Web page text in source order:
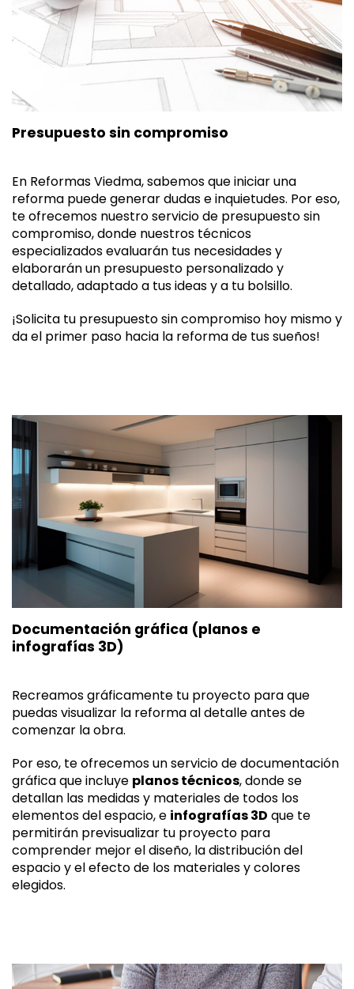
Presupuesto sin compromiso
En Reformas Viedma, sabemos que iniciar una
reforma puede generar dudas e inquietudes. Por eso,
te ofrecemos nuestro servicio de presupuesto sin
compromiso, donde nuestros técnicos
especializados evaluarán tus necesidades y
elaborarán un presupuesto personalizado y
detallado, adaptado a tus ideas y a tu bolsillo.
¡Solicita tu presupuesto sin compromiso hoy mismo y
da el primer paso hacia la reforma de tus sueños!
Documentación gráfica (planos e
infografías 3D)
Recreamos gráficamente tu proyecto para que
puedas visualizar la reforma al detalle antes de
comenzar la obra.
Por eso, te ofrecemos un servicio de documentación
gráfica que incluye planos técnicos, donde se
detallan las medidas y materiales de todos los
elementos del espacio, e infografías 3D que te
permitirán previsualizar tu proyecto para
comprender mejor el diseño, la distribución del
espacio y el efecto de los materiales y colores
elegidos.